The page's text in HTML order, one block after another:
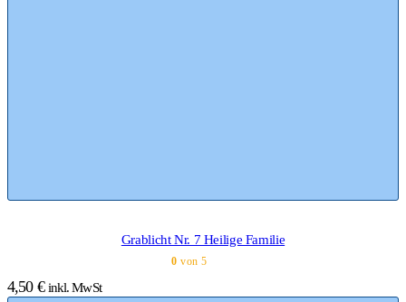
Grablicht Nr. 7 Heilige Familie
0 von 5
4,50 € inkl. MwSt